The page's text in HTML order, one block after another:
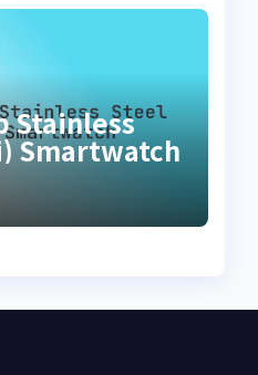
Stainless
Smartwatch